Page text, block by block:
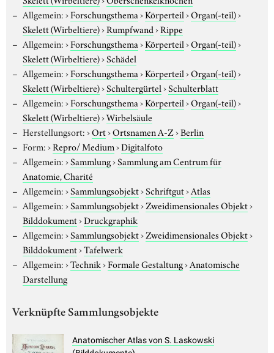
Allgemein:›Forschungsthema›Körperteil›Organ(-teil)›
Skelett (Wirbeltiere)›Rumpfwand›Rippe
Allgemein:›Forschungsthema›Körperteil›Organ(-teil)›
Skelett (Wirbeltiere)›Schädel
Allgemein:›Forschungsthema›Körperteil›Organ(-teil)›
Skelett (Wirbeltiere)›Schultergürtel›Schulterblatt
Allgemein:›Forschungsthema›Körperteil›Organ(-teil)›
Skelett (Wirbeltiere)›Wirbelsäule
Herstellungsort:›Ort›Ortsnamen A-Z›Berlin
Form:›Repro/ Medium›Digitalfoto
Allgemein:›Sammlung›Sammlung am Centrum für
Anatomie, Charité
Allgemein:›Sammlungsobjekt›Schriftgut›Atlas
Allgemein:›Sammlungsobjekt›Zweidimensionales Objekt›
Bilddokument›Druckgraphik
Allgemein:›Sammlungsobjekt›Zweidimensionales Objekt›
Bilddokument›Tafelwerk
Allgemein:›Technik›Formale Gestaltung›Anatomische
Darstellung
Verknüpfte Sammlungsobjekte
Anatomischer Atlas von S. Laskowski